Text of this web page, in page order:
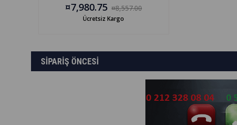
¤7,980.75 ¤8,557.00
Ücretsiz Kargo
SİPARİŞ ÖNCESİ